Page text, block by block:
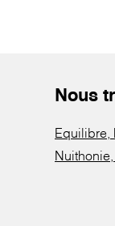
Nous
Equilibre,